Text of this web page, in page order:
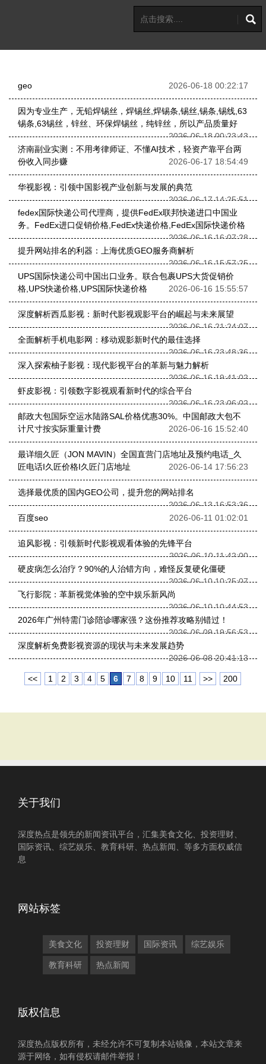
geo 2026-06-18 00:22:17
因为专业生产，无铅焊锡丝，焊锡丝,焊锡条,锡丝,锡条,锡线,63
锡条,63锡丝，锌丝、环保焊锡丝，纯锌丝，所以产品质量好
2026-06-18 00:23:43
济南副业实测：不用考律师证、不懂AI技术，轻资产靠平台两
份收入同步赚
2026-06-17 18:54:49
华视影视：引领中国影视产业创新与发展的典范
2026-06-17 14:25:51
fedex国际快递公司代理商，提供FedEx联邦快递进口中国业
务。FedEx进口促销价格,FedEx快递价格,FedEx国际快递价格
2026-06-16 16:07:28
提升网站排名的利器：上海优质GEO服务商解析
2026-06-16 15:57:25
UPS国际快递公司中国出口业务。联合包裹UPS大货促销价
格,UPS快递价格,UPS国际快递价格
2026-06-16 15:55:57
深度解析西瓜影视：新时代影视观影平台的崛起与未来展望
2026-06-16 21:24:07
全面解析手机电影网：移动观影新时代的最佳选择
2026-06-16 23:48:36
深入探索柚子影视：现代影视平台的革新与魅力解析
2026-06-16 19:41:02
虾皮影视：引领数字影视观看新时代的综合平台
2026-06-16 23:06:02
邮政大包国际空运水陆路SAL价格优惠30%。中国邮政大包不
计尺寸按实际重量计费
2026-06-16 15:52:40
最详细久匠（JON MAVIN）全国直营门店地址及预约电话_久
匠电话I久匠价格I久匠门店地址
2026-06-14 17:56:23
选择最优质的国内GEO公司，提升您的网站排名
2026-06-13 16:53:36
百度seo
2026-06-11 01:02:01
追风影视：引领新时代影视观看体验的先锋平台
2026-06-10 11:42:00
硬皮病怎么治疗？90%的人治错方向，难怪反复硬化僵硬
2026-06-10 10:25:07
飞行影院：革新视觉体验的空中娱乐新风尚
2026-06-10 10:44:53
2026年广州特需门诊陪诊哪家强？这份推荐攻略别错过！
2026-06-09 19:56:53
深度解析免费影视资源的现状与未来发展趋势
2026-06-08 20:41:13
<< 1 2 3 4 5 6 7 8 9 10 11 >> 200
关于我们
深度热点是领先的新闻资讯平台，汇集美食文化、投资理财、
国际资讯、综艺娱乐、教育科研、热点新闻、等多方面权威信
息
网站标签
美食文化 投资理财 国际资讯 综艺娱乐
教育科研 热点新闻
版权信息
深度热点版权所有，未经允许不可复制本站镜像，本站文章来
源于网络，如有侵权请邮件举报！